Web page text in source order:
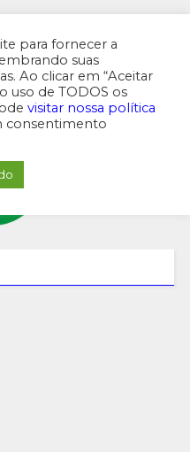
para fornecer a
suas
Ao clicar em “Aceitar
uso de TODOS os
visitar nossa política
consentimento